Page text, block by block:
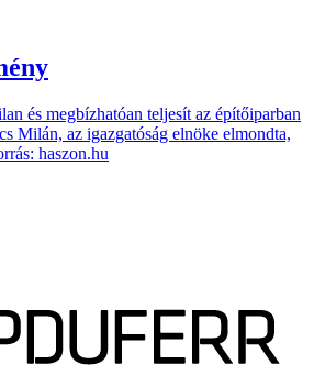
és megbízhatóan teljesít az építőiparban
Milán, az igazgatóság elnöke elmondta,
haszon.hu